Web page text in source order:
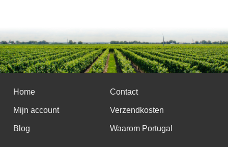
Home Contact
Mijn account Verzendkosten
Blog Waarom Portugal